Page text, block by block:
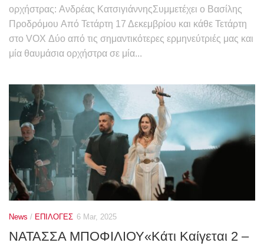
ορχήστρας: Aνδρέας ΚατσιγιάννηςΣυμμετέχει ο Βασίλης
Προδρόμου Από Τετάρτη 17 Δεκεμβρίου και κάθε Τετάρτη
στο VOX Δύο από τις σημαντικότερες ερμηνεύτριές μας και
μία θαυμάσια ορχήστρα σε μία...
News / ΕΠΙΛΟΓΕΣ 6 Mar, 2025
ΝΑΤΑΣΣΑ ΜΠΟΦΙΛΙΟΥ«Κάτι Καίγεται 2 –